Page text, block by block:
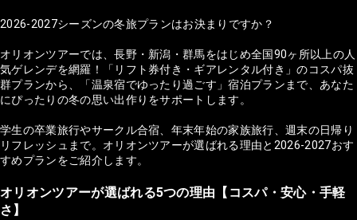
2026-2027シーズンの冬旅プランはお決まりですか？
オリオンツアーでは、長野・新潟・群馬をはじめ全国90ヶ所以上の人
気ゲレンデを網羅！「リフト券付き・ギアレンタル付き」のコスパ抜
群プランから、「温泉宿でゆったり過ごす」宿泊プランまで、あなた
にぴったりの冬の思い出作りをサポートします。
学生の卒業旅行やサークル合宿、年末年始の家族旅行、週末の日帰り
リフレッシュまで。オリオンツアーが選ばれる理由と2026-2027おす
すめプランをご紹介します。
オリオンツアーが選ばれる5つの理由【コスパ・安心・手軽
さ】